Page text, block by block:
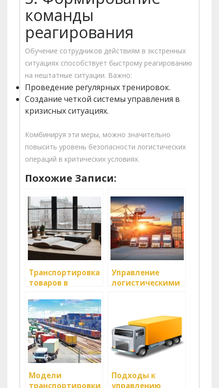
команды
реагирования
Обучение сотрудников действиям в экстренных
ситуациях способствует быстрому реагированию
на нештатные ситуации. Важно:
Проведение регулярных тренировок.
Создание четкой системы управления в
кризисных ситуациях.
Комбинируя эти меры, можно значительно
повысить уровень безопасности логистических
операций в критических условиях.
Похожие Записи:
Транспортировка
товаров в
Управление
логистическими
Модели
транспортировки
Подходы к
управлению